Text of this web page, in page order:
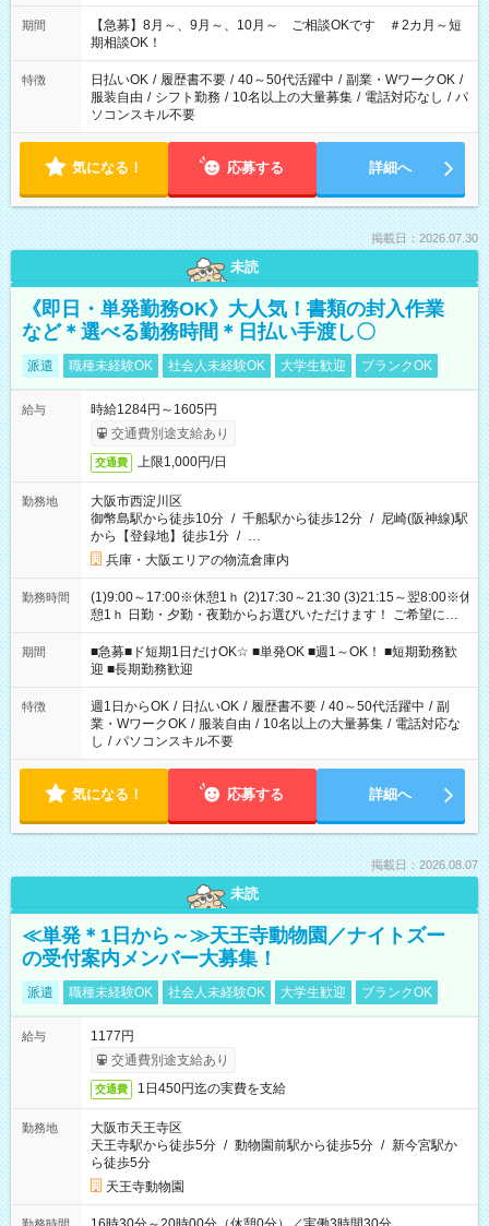
11：00～19：00 ＊12：00～19：00 ＊13：00～19：00
期間
【急募】8月～、9月～、10月～ ご相談OKです ＃2カ月～短
期相談OK！
特徴 日払いOK / 履歴書不要 / 40～50代活躍中 / 副業・WワークOK /
服装自由 / シフト勤務 / 10名以上の大量募集 / 電話対応なし / パ
ソコンスキル不要
気になる！ 応募する 詳細へ
掲載日：2026.07.30
未読
《即日・単発勤務OK》大人気！書類の封入作業
など＊選べる勤務時間＊日払い手渡し〇
派遣 職種未経験OK 社会人未経験OK 大学生歓迎 ブランクOK
給与
時給1284円～1605円
交通費別途支給あり
交通費 上限1,000円/日
勤務地
大阪市西淀川区
御幣島駅から徒歩10分 / 千船駅から徒歩12分 / 尼崎(阪神線)駅
から【登録地】徒歩1分 / …
兵庫・大阪エリアの物流倉庫内
勤務時間
(1)9:00～17:00※休憩1ｈ (2)17:30～21:30 (3)21:15～翌8:00※休
憩1ｈ 日勤・夕勤・夜勤からお選びいただけます！ ご希望に合
わせて働けるお仕事です(*^^*) 【その他選べる勤務時間】 8-17
時/9-17時/9-18時/10-18時/11-21時/18-22時/20-翌4時/21-翌5
時/22-翌6時/0-翌8時 ご自身のご都合で選んで頂ける完全自由シ
フト！
期間
■急募■ド短期1日だけOK☆ ■単発OK ■週1～OK！ ■短期勤務歓
迎 ■長期勤務歓迎
特徴 週1日からOK / 日払いOK / 履歴書不要 / 40～50代活躍中 / 副
業・WワークOK / 服装自由 / 10名以上の大量募集 / 電話対応な
し / パソコンスキル不要
気になる！ 応募する 詳細へ
掲載日：2026.08.07
未読
≪単発＊1日から～≫天王寺動物園／ナイトズー
の受付案内メンバー大募集！
派遣 職種未経験OK 社会人未経験OK 大学生歓迎 ブランクOK
給与
1177円
交通費別途支給あり
交通費 1日450円迄の実費を支給
勤務地
大阪市天王寺区
天王寺駅から徒歩5分 / 動物園前駅から徒歩5分 / 新今宮駅か
ら徒歩5分
天王寺動物園